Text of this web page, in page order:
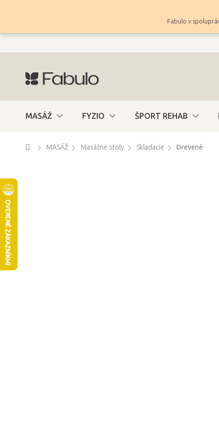
Fabulo v
MASÁŽ FYZIO ŠPORT REHAB
DomovMASÁŽ Masážne stoly Skladacie Drevené